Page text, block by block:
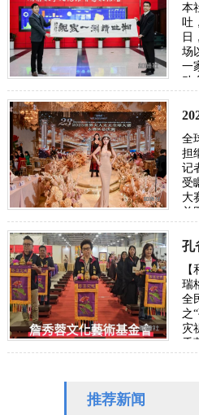
本
吐
日
场
一
动
吐
全
担
记
受
大
并
华
瑞
全
之
灾
推荐新闻